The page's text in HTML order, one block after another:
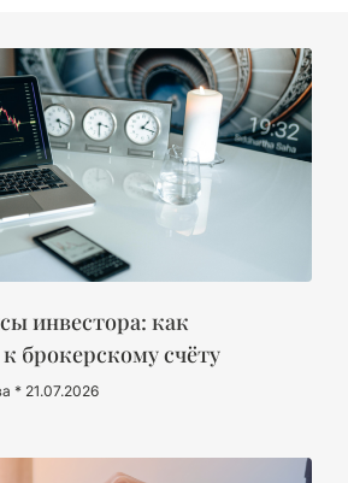
инвестора: как
брокерскому счёту
21.07.2026